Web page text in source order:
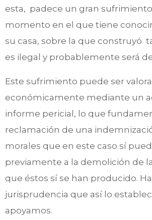
esta, padece un gran
momento en el que tiene
su casa, sobre la que construyó
es ilegal y probablemente será
Este sufrimiento puede ser
económicamente mediante un
informe pericial, lo que
reclamación de una
morales que en este caso sí
previamente a la demolición de
que éstos sí se han producido.
jurisprudencia que así lo
apoyamos.